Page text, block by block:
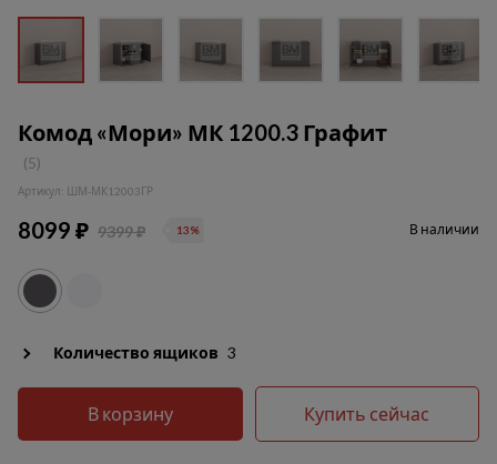
Комод «Мори» МК 1200.3 Графит
(5)
Артикул: ШМ-МК12003ГР
8099 ₽ 9399 ₽ 13% В наличии
Количество ящиков 3
В корзину Купить сейчас